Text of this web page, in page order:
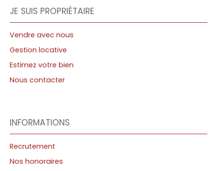
JE SUIS PROPRIÉTAIRE
Vendre avec nous
Gestion locative
Estimez votre bien
Nous contacter
INFORMATIONS
Recrutement
Nos honoraires